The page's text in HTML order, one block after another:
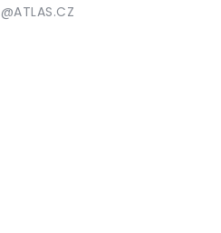
@ATLAS.CZ